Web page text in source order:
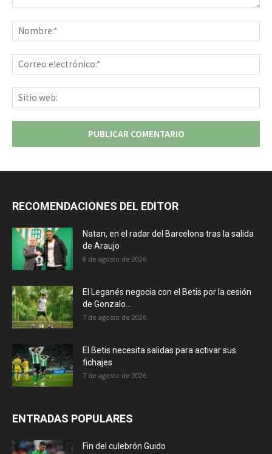
RECOMENDACIONES DEL EDITOR
Natan, en el radar del Barcelona tras la salida
de Araujo
8 de agosto de 2026
El Leganés negocia con el Betis por la cesión
de Gonzalo...
7 de agosto de 2026
El Betis necesita salidas para activar sus
fichajes
7 de agosto de 2026
ENTRADAS POPULARES
Fin del culebrón Guido